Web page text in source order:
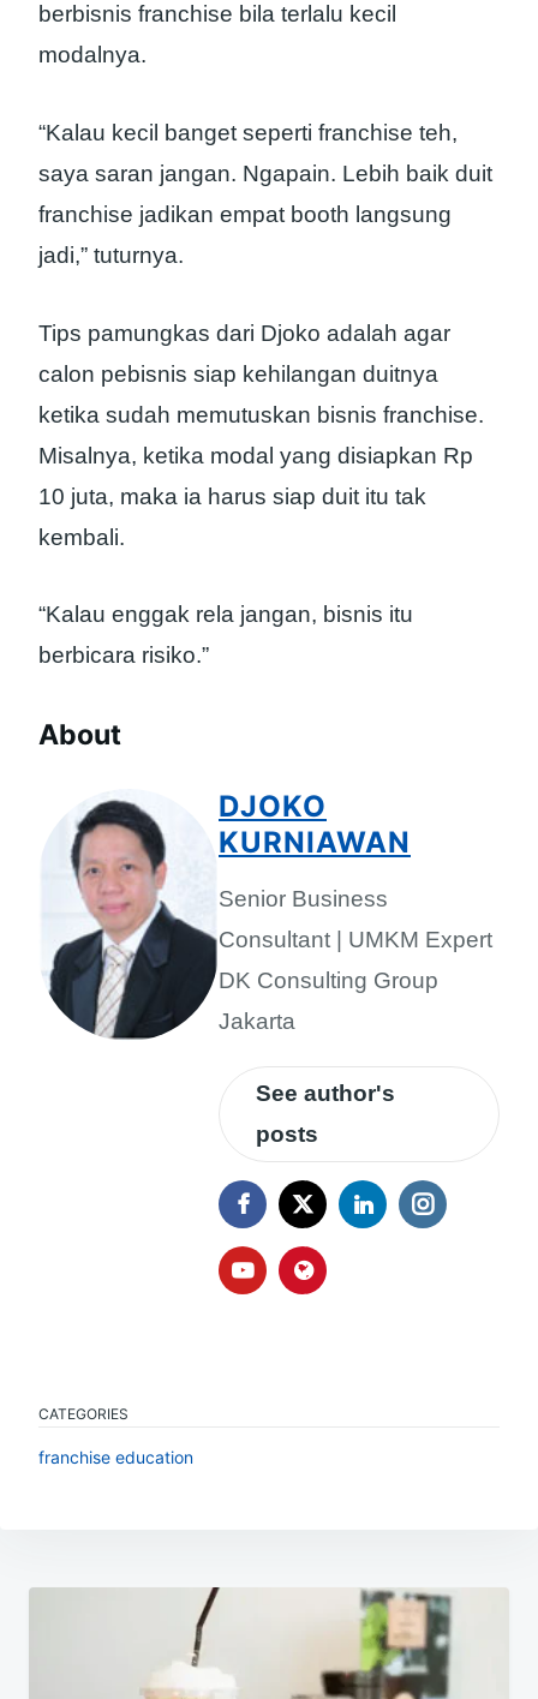
berbisnis franchise bila terlalu kecil
modalnya.
“Kalau kecil banget seperti franchise teh,
saya saran jangan. Ngapain. Lebih baik duit
franchise jadikan empat booth langsung
jadi,” tuturnya.
Tips pamungkas dari Djoko adalah agar
calon pebisnis siap kehilangan duitnya
ketika sudah memutuskan bisnis franchise.
Misalnya, ketika modal yang disiapkan Rp
10 juta, maka ia harus siap duit itu tak
kembali.
“Kalau enggak rela jangan, bisnis itu
berbicara risiko.”
About
DJOKO
KURNIAWAN
Senior Business
Consultant | UMKM Expert
DK Consulting Group
Jakarta
See author's
posts
CATEGORIES
franchise education